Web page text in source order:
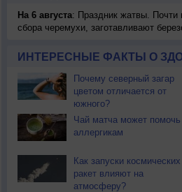
На 6 августа: Праздник жатвы. Почти
сбора черемухи, заготавливают
ИНТЕРЕСНЫЕ ФАКТЫ О
Почему северный загар
цветом отличается от
южного?
Чай матча может помочь
аллергикам
Как запуски космических
ракет влияют на
атмосферу?